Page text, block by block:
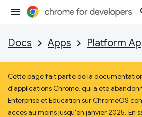
Docs Apps Platform
Cette page fait partie de la
d'applications Chrome, qui a été
Enterprise et Education sur ChromeOS
accès au moins jusqu'en janvier 2025. En